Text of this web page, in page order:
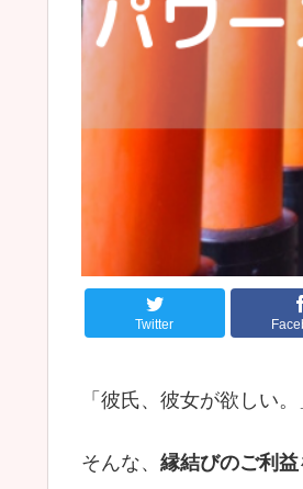
Twitter
「彼氏、彼女が欲しい
そんな、 縁結びのご利益